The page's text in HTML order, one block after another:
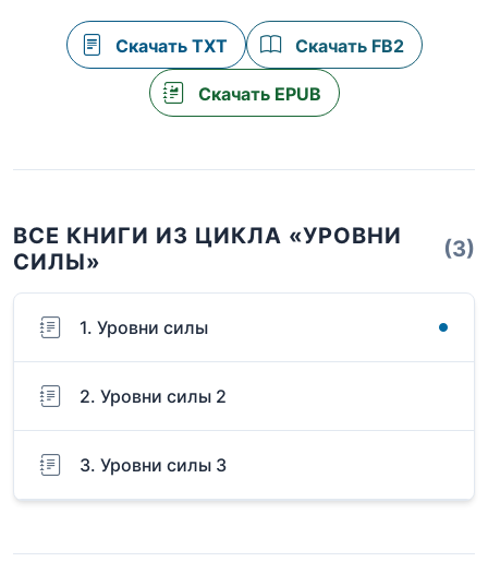
Скачать TXT Скачать FB2
Скачать EPUB
ВСЕ КНИГИ ИЗ ЦИКЛА «УРОВНИ
СИЛЫ»
(3)
1. Уровни силы
2. Уровни силы 2
3. Уровни силы 3